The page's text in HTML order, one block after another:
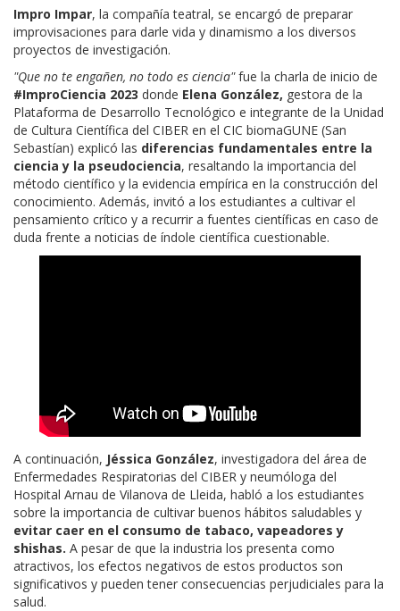
Impro Impar, la compañía teatral, se encargó de preparar
improvisaciones para darle vida y dinamismo a los diversos
proyectos de investigación.
"Que no te engañen, no todo es ciencia"fue la charla de inicio de
#ImproCiencia 2023 donde Elena González, gestora de la
Plataforma de Desarrollo Tecnológico e integrante de la Unidad
de Cultura Científica del CIBER en el CIC biomaGUNE (San
Sebastían) explicó las diferencias fundamentales entre la
ciencia y la pseudociencia, resaltando la importancia del
método científico y la evidencia empírica en la construcción del
conocimiento. Además, invitó a los estudiantes a cultivar el
pensamiento crítico y a recurrir a fuentes científicas en caso de
duda frente a noticias de índole científica cuestionable.
A continuación, Jéssica González, investigadora del área de
Enfermedades Respiratorias del CIBER y neumóloga del
Hospital Arnau de Vilanova de Lleida, habló a los estudiantes
sobre la importancia de cultivar buenos hábitos saludables y
evitar caer en el consumo de tabaco, vapeadores y
shishas. A pesar de que la industria los presenta como
atractivos, los efectos negativos de estos productos son
significativos y pueden tener consecuencias perjudiciales para la
salud.